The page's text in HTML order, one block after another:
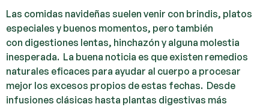
Las comidas navideñas suelen venir con brindis, platos
especiales y buenos momentos, pero también
con digestiones lentas, hinchazón y alguna molestia
inesperada. La buena noticia es que existen remedios
naturales eficaces para ayudar al cuerpo a procesar
mejor los excesos propios de estas fechas. Desde
infusiones clásicas hasta plantas digestivas más